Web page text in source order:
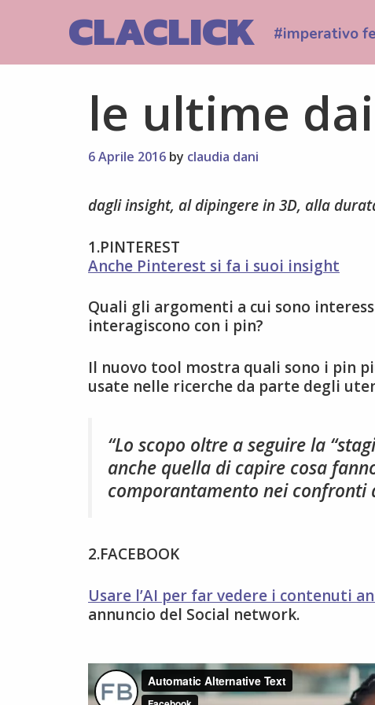
CLACLICK #imperativo
le ultime
6 Aprile 2016 by claudia dani
dagli insight, al dipingere in 3D, alla
1.PINTEREST
Anche Pinterest si fa i suoi insight
Quali gli argomenti a cui sono
interagiscono con i pin?
Il nuovo tool mostra quali sono i pin
usate nelle ricerche da parte degli
“Lo scopo oltre a seguire la
anche quella di capire cosa
comporantamento nei confronti
2.FACEBOOK
Usare l’AI per far vedere i contenuti
annuncio del Social network.